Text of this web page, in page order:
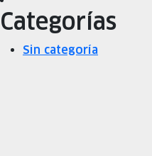
Categorías
Sin categoría